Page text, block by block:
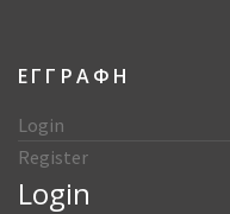
ΕΓΓΡΑΦΗ
Login
Register
Login